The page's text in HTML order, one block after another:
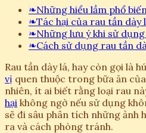
❧Những hiểu lầm phổ
❧Tác hại của rau tần dày
❧Những lưu ý khi sử
❧Cách sử dụng rau tần
Rau tần dày lá, hay còn gọi là
vị quen thuộc trong bữa ăn
nhiên, ít ai biết rằng loại rau
hại không ngờ nếu sử dụng
sẽ đi sâu phân tích những ảnh
ra và cách phòng tránh.